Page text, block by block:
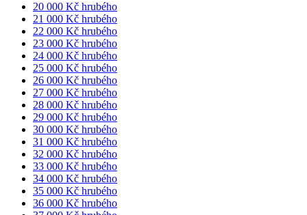
20 000 Kč hrubého
21 000 Kč hrubého
22 000 Kč hrubého
23 000 Kč hrubého
24 000 Kč hrubého
25 000 Kč hrubého
26 000 Kč hrubého
27 000 Kč hrubého
28 000 Kč hrubého
29 000 Kč hrubého
30 000 Kč hrubého
31 000 Kč hrubého
32 000 Kč hrubého
33 000 Kč hrubého
34 000 Kč hrubého
35 000 Kč hrubého
36 000 Kč hrubého